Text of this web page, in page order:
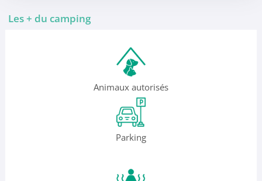
Les + du camping
Animaux autorisés
Parking